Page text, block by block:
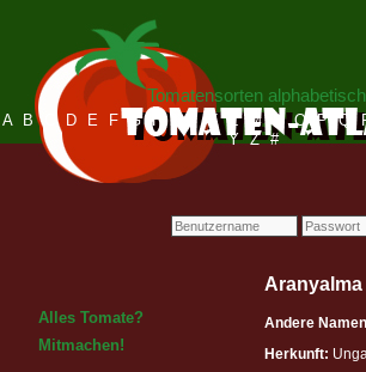
Tomatensorten alphabetisch
A B C D E F G H I J K L M N O P Q
Y Z #
Alles Tomate?
Mitmachen!
Aranyalma
Andere
Herkunft: